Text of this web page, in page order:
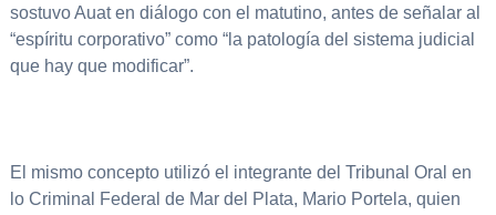
sostuvo Auat en diálogo con el matutino, antes de señalar al
“espíritu corporativo” como “la patología del sistema judicial
que hay que modificar”.
El mismo concepto utilizó el integrante del Tribunal Oral en
lo Criminal Federal de Mar del Plata, Mario Portela, quien